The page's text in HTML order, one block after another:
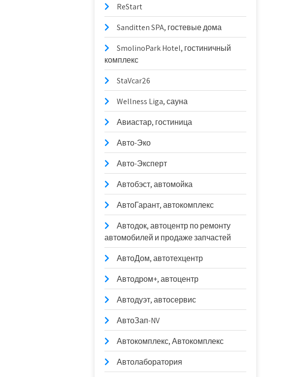
ReStart
Sanditten SPA, гостевые дома
SmolinoPark Hotel, гостиничный
комплекс
StaVcar26
Wellness Liga, сауна
Авиастар, гостиница
Авто-Эко
Авто-Эксперт
Автобэст, автомойка
АвтоГарант, автокомплекс
Автодок, автоцентр по ремонту
автомобилей и продаже запчастей
АвтоДом, автотехцентр
Автодром+, автоцентр
Автодуэт, автосервис
АвтоЗап-NV
Автокомплекс, Автокомплекс
Автолаборатория